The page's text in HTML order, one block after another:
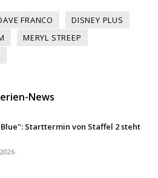
FRANCO
DISNEY PLUS
MERYL STREEP
News
Starttermin von Staffel 2 steht